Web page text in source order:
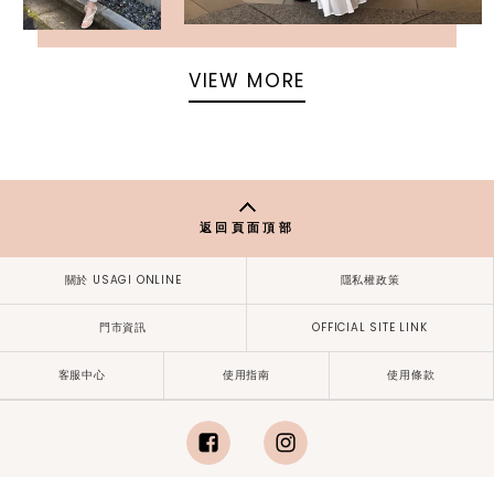
VIEW MORE
返回頁面頂部
關於 USAGI ONLINE 隱私權政策
門市資訊 OFFICIAL SITE LINK
客服中心 使用指南 使用條款